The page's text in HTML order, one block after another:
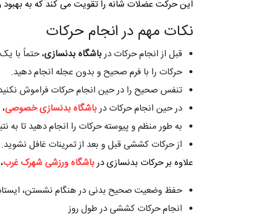
این حرکت عضلات شانه را تقویت می ‌کند که به
نکات مهم در انجام حرکات
قبل از انجام حرکات درباشگاه بدنسازی، حتماً با
حرکات را با فرم صحیح و بدون عجله انجام دهید.
تنفس صحیح را در حین انجام حرکات فراموش
در حین انجام حرکات درباشگاه بدنسازی خصوصی
به طور منظم و پیوسته حرکات را انجام دهید تا به
از حرکات کششی قبل و بعد از تمرینات غافل نشوید.
علاوه بر حرکات بدنسازی درباشگاه ورزشی شهرک غرب
حفظ وضعیت صحیح بدنی در هنگام نشستن،
انجام حرکات کششی در طول روز